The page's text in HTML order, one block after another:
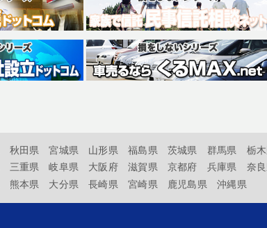
秋田県 宮城県 山形県 福島県 茨城県 群馬県 栃
三重県 岐阜県 大阪府 滋賀県 京都府 兵庫県 奈
熊本県 大分県 長崎県 宮崎県 鹿児島県 沖縄県